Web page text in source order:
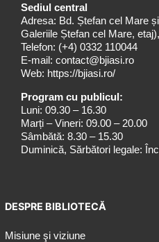
Sediul central
Adresa: Bd. Ștefan cel Mare
Galeriile Ștefan cel Mare,
Telefon: (+4) 0332 110044
E-mail: contact@bjiasi.ro
Web: https://bjiasi.ro/
Program cu publicul:
Luni: 09.30 – 16.30
Marți – Vineri: 09.00 – 20.00
Sâmbătă: 8.30 – 15.30
Duminică, Sărbători legale:
DESPRE BIBLIOTECĂ
Misiune şi viziune